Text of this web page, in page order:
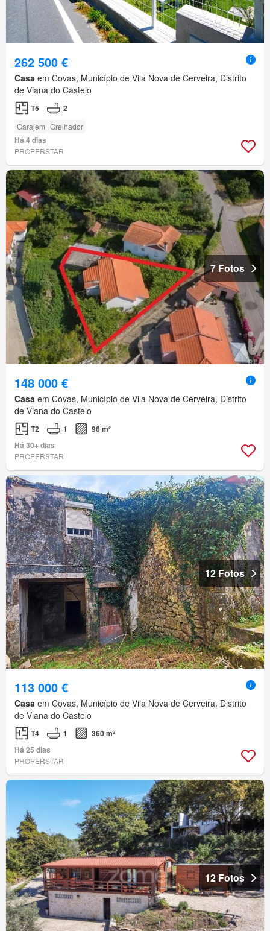
262 500 €
Casa em Covas, Município de Vila Nova de Cerveira, Distrito
de Viana do Castelo
T5 2
Garajem Grelhador
Há 4 dias
PROPERSTAR
7 Fotos
148 000 €
Casa em Covas, Município de Vila Nova de Cerveira, Distrito
de Viana do Castelo
T2 1
96 m²
Há 30+ dias
PROPERSTAR
12 Fotos
113 000 €
Casa em Covas, Município de Vila Nova de Cerveira, Distrito
de Viana do Castelo
T4 1
360 m²
Há 25 dias
PROPERSTAR
12 Fotos